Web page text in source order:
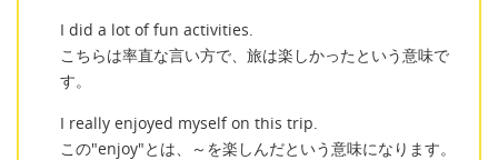
I did a lot of fun activities.
こちらは率直な言い方で、旅は楽しかったという意味で
す。
I really enjoyed myself on this trip.
この"enjoy"とは、～を楽しんだという意味になります。